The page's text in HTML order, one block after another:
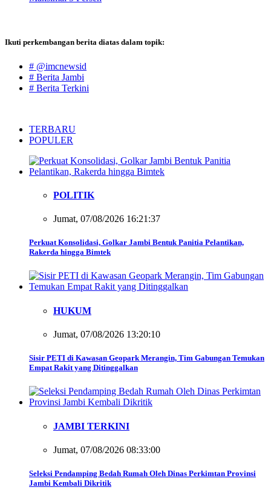
Ikuti perkembangan berita diatas dalam topik:
# @imcnewsid
# Berita Jambi
# Berita Terkini
TERBARU
POPULER
POLITIK
Jumat, 07/08/2026 16:21:37
Perkuat Konsolidasi, Golkar Jambi Bentuk Panitia Pelantikan,
Rakerda hingga Bimtek
HUKUM
Jumat, 07/08/2026 13:20:10
Sisir PETI di Kawasan Geopark Merangin, Tim Gabungan Temukan
Empat Rakit yang Ditinggalkan
JAMBI TERKINI
Jumat, 07/08/2026 08:33:00
Seleksi Pendamping Bedah Rumah Oleh Dinas Perkimtan Provinsi
Jambi Kembali Dikritik